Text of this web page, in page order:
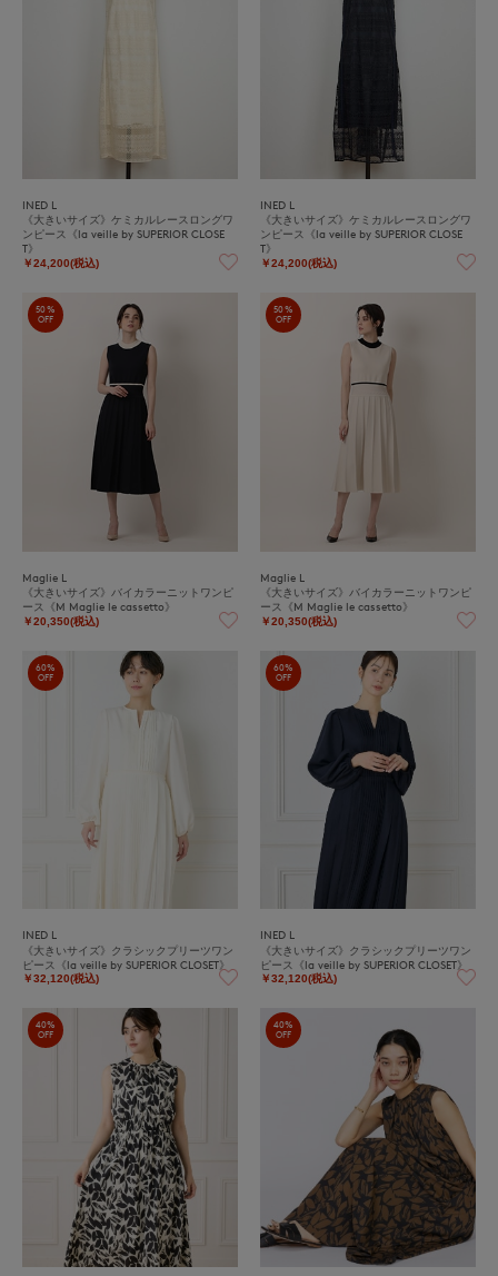
INED L
《大きいサイズ》ケミカルレースロングワ
ンピース《la veille by SUPERIOR CLOSE
T》
￥24,200(税込)
INED L
《大きいサイズ》ケミカルレースロングワ
ンピース《la veille by SUPERIOR CLOSE
T》
￥24,200(税込)
50%
OFF
Maglie L
《大きいサイズ》バイカラーニットワンピ
ース《M Maglie le cassetto》
￥20,350(税込)
50%
OFF
Maglie L
《大きいサイズ》バイカラーニットワンピ
ース《M Maglie le cassetto》
￥20,350(税込)
60%
OFF
INED L
《大きいサイズ》クラシックプリーツワン
ピース《la veille by SUPERIOR CLOSET》
￥32,120(税込)
60%
OFF
INED L
《大きいサイズ》クラシックプリーツワン
ピース《la veille by SUPERIOR CLOSET》
￥32,120(税込)
40%
OFF
40%
OFF